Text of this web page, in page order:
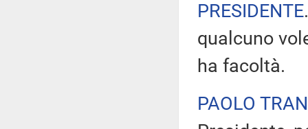
PRESIDENTE
qualcuno
ha facoltà.
PAOLO